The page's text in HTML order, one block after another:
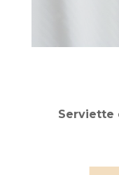
Serviette